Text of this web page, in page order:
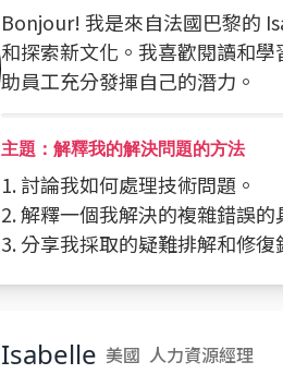
Bonjour! 我是來自法國巴黎的
和探索新文化。我喜歡閱讀和
助員工充分發揮自己的潛力。
主題：解釋我的解決問題的方法
1. 討論我如何處理技術問題。
2. 解釋一個我解決的複雜錯誤的
3. 分享我採取的疑難排解和修復
Isabelle 美國 人力資源經理